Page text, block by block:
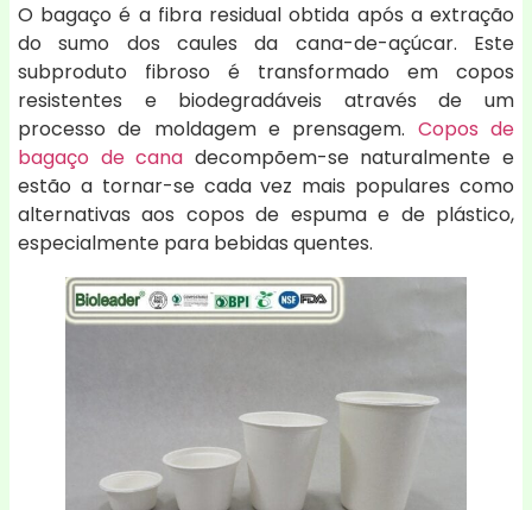
O bagaço é a fibra residual obtida após a extração
do sumo dos caules da cana-de-açúcar. Este
subproduto fibroso é transformado em copos
resistentes e biodegradáveis através de um
processo de moldagem e prensagem. Copos de
bagaço de cana decompõem-se naturalmente e
estão a tornar-se cada vez mais populares como
alternativas aos copos de espuma e de plástico,
especialmente para bebidas quentes.